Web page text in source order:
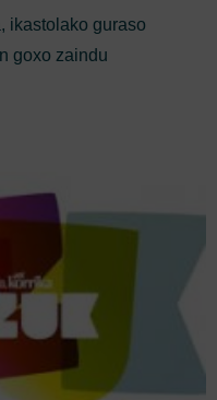
ikastolako guraso
goxo zaindu